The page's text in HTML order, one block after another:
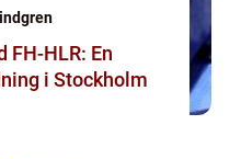
FH-HLR: En
i Stockholm